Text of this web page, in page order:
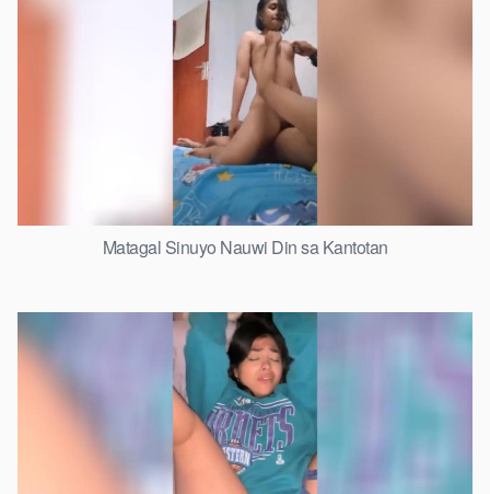
Matagal Sinuyo Nauwi Din sa Kantotan